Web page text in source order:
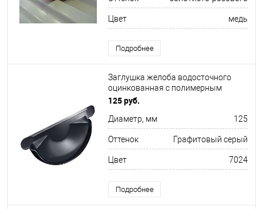
Цвет медь
Подробнее
Заглушка желоба водосточного
оцинкованная с полимерным
покрытием Grand Line Optima
125 руб.
Диаметр, мм 125
Оттенок Графитовый серый
Цвет 7024
Подробнее